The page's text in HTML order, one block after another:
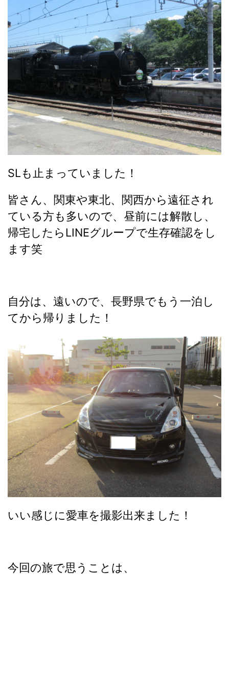
SLも止まっていました！
皆さん、関東や東北、関西から遠征され
ている方も多いので、昼前には解散し、
帰宅したらLINEグループで生存確認をし
ます笑
自分は、遠いので、長野県でもう一泊し
てから帰りました！
いい感じに愛車を撮影出来ました！
今回の旅で思うことは、